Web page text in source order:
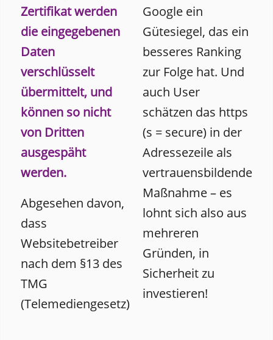
Zertifikat werden
die eingegebenen
Daten
verschlüsselt
übermittelt, und
können so nicht
von Dritten
ausgespäht
werden.
Abgesehen davon,
dass
Websitebetreiber
nach dem §13 des
TMG
(Telemediengesetz)
Google ein
Gütesiegel, das ein
besseres Ranking
zur Folge hat. Und
auch User
schätzen das https
(s = secure) in der
Adressezeile als
vertrauensbildende
Maßnahme – es
lohnt sich also aus
mehreren
Gründen, in
Sicherheit zu
investieren!